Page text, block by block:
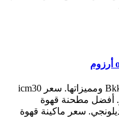
سعر ماكينة القهوة التركية بيكو Bkk 2300 ومميزاتها. سعر icm30
أفضل مطحنة قهوة
سعر ماكينة قهوة